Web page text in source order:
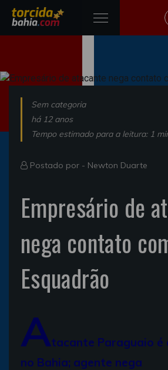
Sem categoria
há 12 anos
Tempo estimado para a leitura: 1
Postado por - Newton Duarte
Empresário de
nega contato
Esquadrão
Atacante Paraguaio é
no Bahia; agente nega